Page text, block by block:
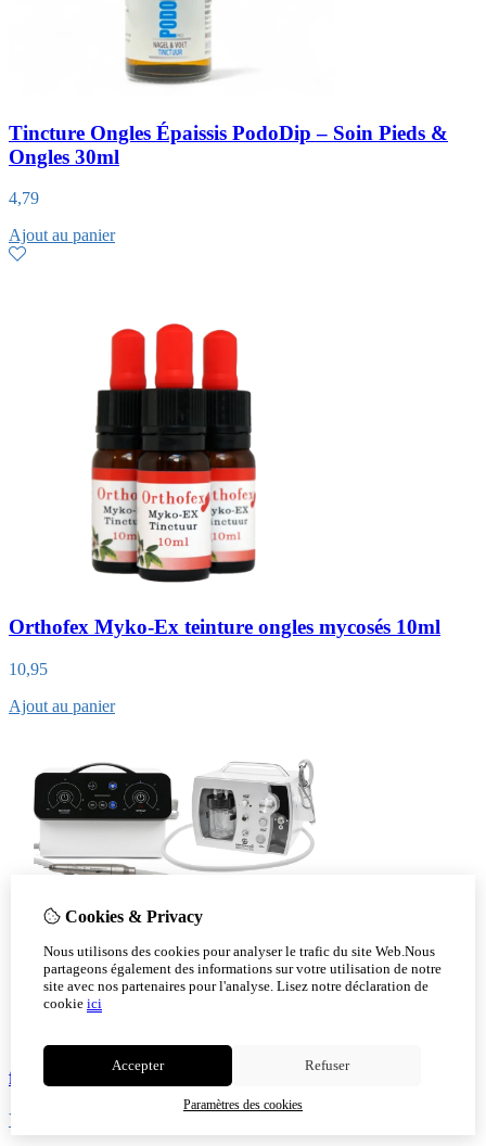
Tincture Ongles Épaissis PodoDip – Soin Pieds &
Ongles 30ml
4,79
Ajout au panier
Orthofex Myko-Ex teinture ongles mycosés 10ml
10,95
Ajout au panier
fraiseuse pour pédicure
Voir!
Cookies & Privacy
Nous utilisons des cookies pour analyser le trafic du site Web.Nous
partageons également des informations sur votre utilisation de notre
site avec nos partenaires pour l'analyse. Lisez notre déclaration de
cookie ici
Accepter Refuser
Paramètres des cookies